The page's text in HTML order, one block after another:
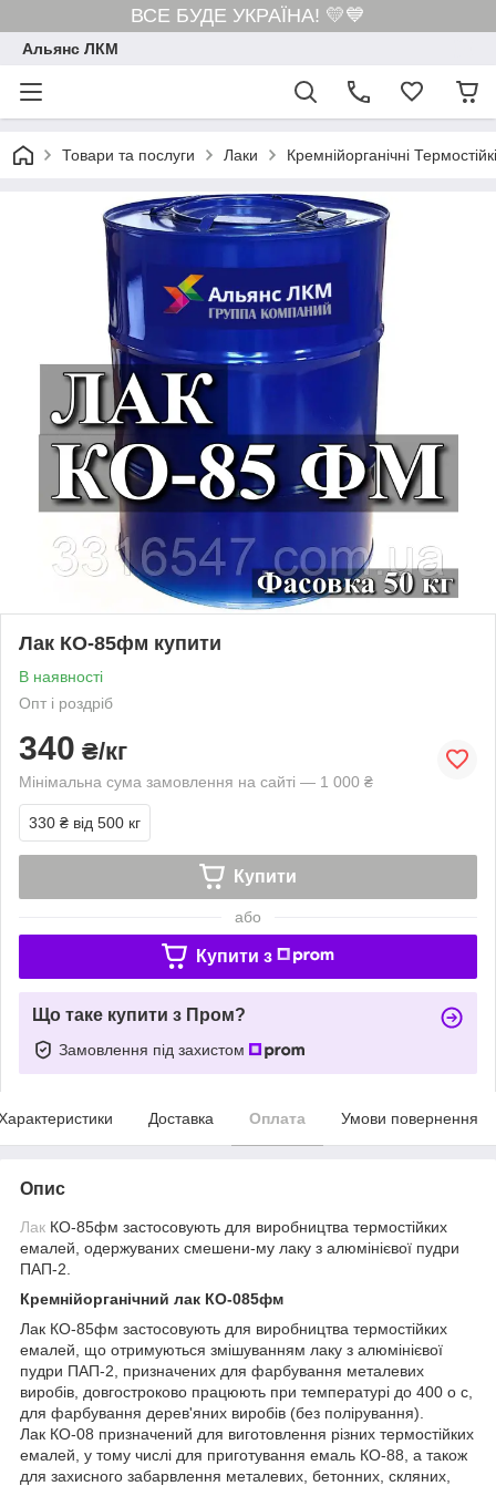
ВСЕ БУДЕ УКРАЇНА! 💛💙
Альянс ЛКМ
Товари та послуги Лаки Кремнійорганічні
Лак КО-85фм купити
В наявності
Опт і роздріб
340 ₴/кг
Мінімальна сума замовлення на сайті — 1 000 ₴
330 ₴ від 500 кг
Купити
або
Купити з
Що таке купити з Пром?
Замовлення під захистом
Доставка Оплата Умови повернення
Опис
Лак КО-85фм застосовують для виробництва термостійких
емалей, одержуваних смешени-му лаку з алюмінієвої пудри
ПАП-2.
Кремнійорганічний лак КО-085фм
Лак КО-85фм застосовують для виробництва термостійких
емалей, що отримуються змішуванням лаку з алюмінієвої
пудри ПАП-2, призначених для фарбування металевих
виробів, довгостроково працюють при температурі до 400 о с,
для фарбування дерев'яних виробів (без полірування).
Лак КО-08 призначений для виготовлення різних термостійких
емалей, у тому числі для приготування емаль КО-88, а також
для захисного забарвлення металевих, бетонних, скляних,